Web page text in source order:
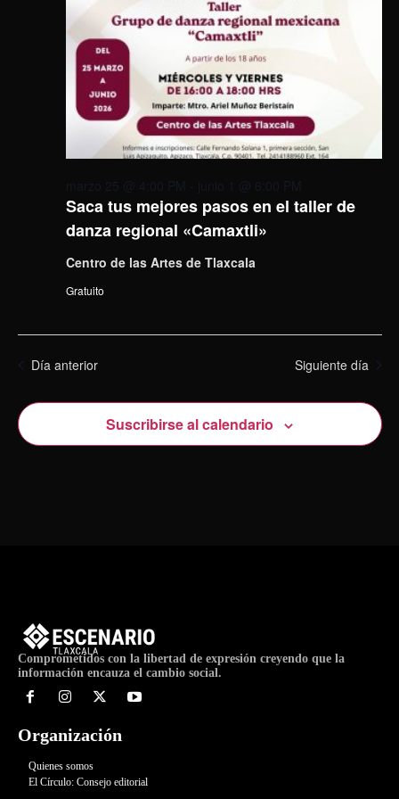
Saca tus mejores pasos en el taller de
danza regional «Camaxtli»
marzo 25 @ 4:00 PM - junio 1 @ 6:00 PM
Centro de las Artes de Tlaxcala
Gratuito
Día anterior Siguiente día
Suscribirse al calendario
Comprometidos con la libertad de expresión creyendo que la
información encauza el cambio social.
Organización
Quienes somos
El Círculo: Consejo editorial